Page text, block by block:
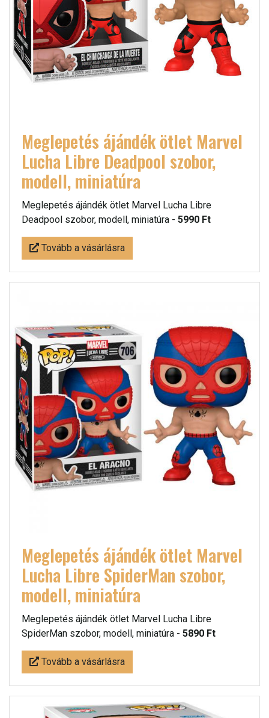
Meglepetés ájándék ötlet Marvel
Lucha Libre Deadpool szobor,
modell, miniatúra
Meglepetés ájándék ötlet Marvel Lucha Libre
Deadpool szobor, modell, miniatúra - 5990 Ft
Tovább a vásárlásra
Meglepetés ájándék ötlet Marvel
Lucha Libre SpiderMan szobor,
modell, miniatúra
Meglepetés ájándék ötlet Marvel Lucha Libre
SpiderMan szobor, modell, miniatúra - 5890 Ft
Tovább a vásárlásra